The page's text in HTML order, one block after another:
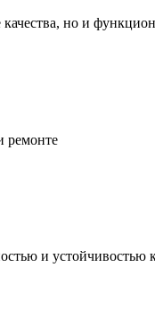
но и
ремонте
и устойчивостью